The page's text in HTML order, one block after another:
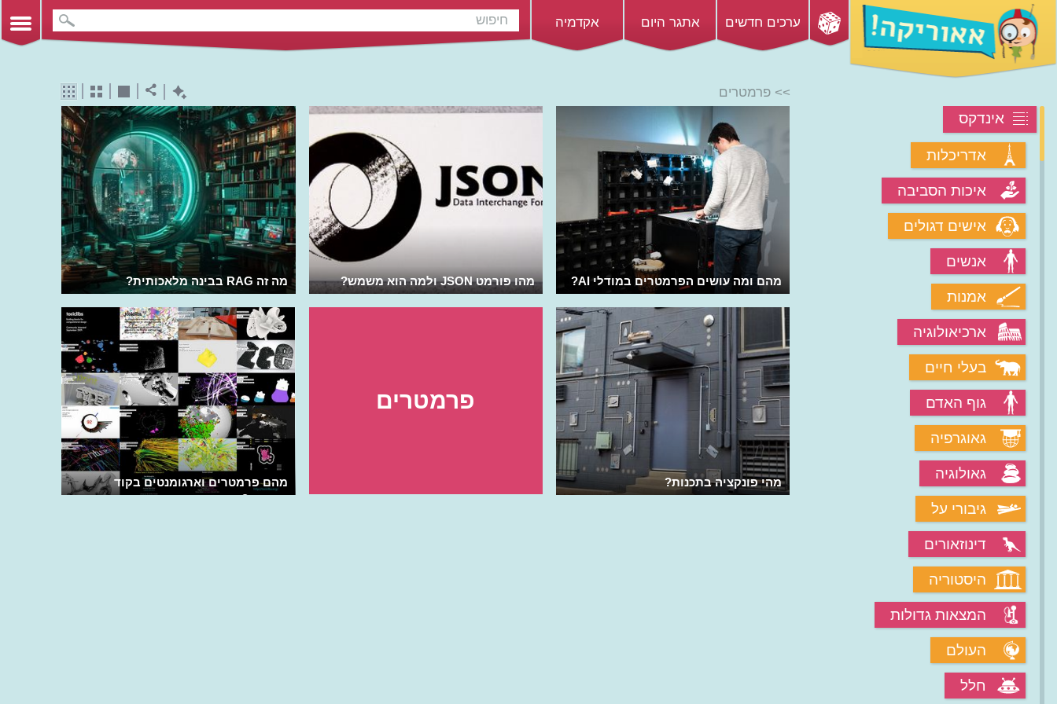
ערכים חדשים אתגר היום אקדמיה
אינדקס
אדריכלות
איכות הסביבה
אישים דגולים
אנשים
אמנות
ארכיאולוגיה
בעלי חיים
גוף האדם
גאוגרפיה
גאולוגיה
גיבורי על
דינוזאורים
היסטוריה
המצאות גדולות
העולם
חלל
>> פרמטרים
מה זה RAG בבינה מלאכותית? מהו פורמט JSON ולמה הוא משמש? מהם ומה עושים הפרמטרים במודלי AI?
מהם פרמטרים וארגומנטים בקוד
התוכנה?
פרמטרים
מהי פונקציה בתכנות?